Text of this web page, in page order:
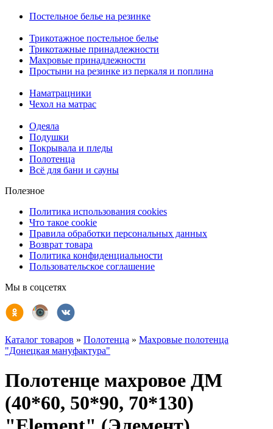
Постельное белье на резинке
Трикотажное постельное белье
Трикотажные принадлежности
Махровые принадлежности
Простыни на резинке из перкаля и поплина
Наматрацники
Чехол на матрас
Одеяла
Подушки
Покрывала и пледы
Полотенца
Всё для бани и сауны
Полезное
Политика использования cookies
Что такое cookie
Правила обработки персональных данных
Возврат товара
Политика конфиденциальности
Пользовательское соглашение
Мы в соцсетях
Каталог товаров » Полотенца » Махровые полотенца
"Донецкая мануфактура"
Полотенце махровое ДМ
(40*60, 50*90, 70*130)